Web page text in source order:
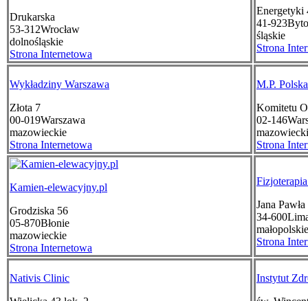
Drukarska
53-312Wrocław
dolnośląskie
Strona Internetowa
Energetyki
41-923
śląskie
Strona
Wykładziny Warszawa
Złota 7
00-019Warszawa
mazowieckie
Strona Internetowa
M.P. Polska
Komitetu
02-146
Strona
Kamien-elewacyjny.pl
Grodziska 56
05-870Błonie
mazowieckie
Strona Internetowa
Jana
34-600
małopolskie
Strona
Nativis Clinic
Instytut